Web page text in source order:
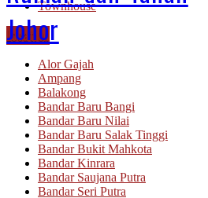
Johor
Townhouse
Location
Alor Gajah
Ampang
Balakong
Bandar Baru Bangi
Bandar Baru Nilai
Bandar Baru Salak Tinggi
Bandar Bukit Mahkota
Bandar Kinrara
Bandar Saujana Putra
Bandar Seri Putra